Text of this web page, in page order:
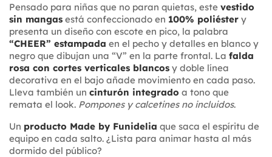
Pensado para niñas que no paran quietas, este vestido
sin mangas está confeccionado en 100% poliéster y
presenta un diseño con escote en pico, la palabra
“CHEER” estampada en el pecho y detalles en blanco y
negro que dibujan una “V” en la parte frontal. La falda
rosa con cortes verticales blancos y doble línea
decorativa en el bajo añade movimiento en cada paso.
Lleva también un cinturón integrado a tono que
remata el look. Pompones y calcetines no incluidos.
Un producto Made by Funidelia que saca el espíritu de
equipo en cada salto. ¿Lista para animar hasta al más
dormido del público?